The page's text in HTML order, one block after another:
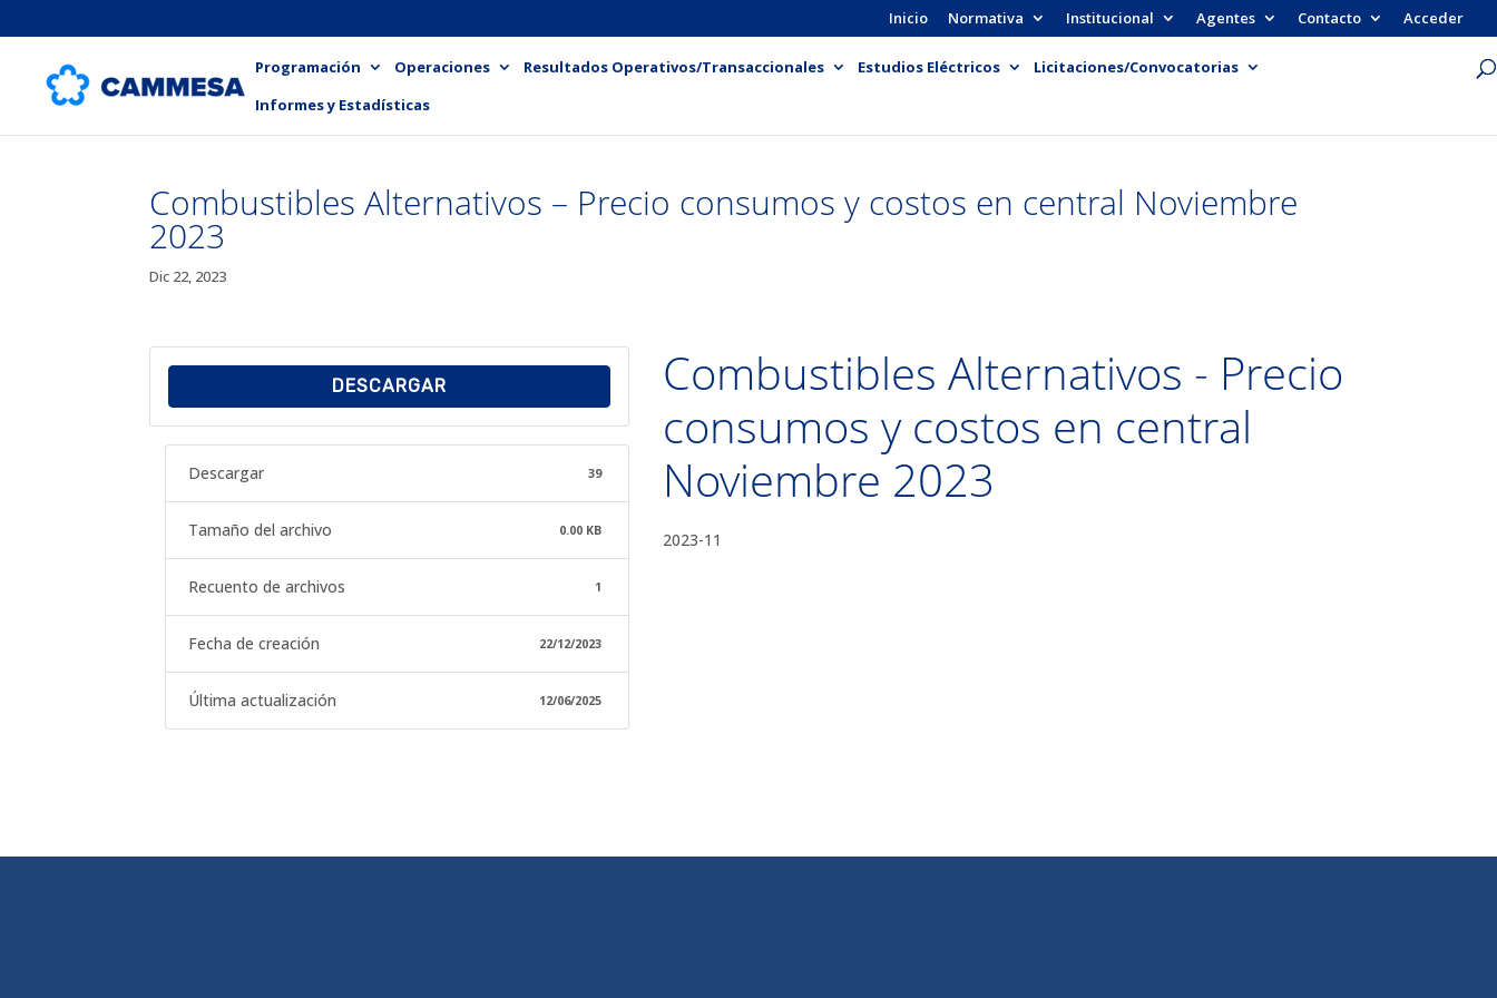
Inicio Normativa Institucional Agentes Contacto Acceder
Programación Operaciones Resultados Operativos/Transaccionales Estudios Eléctricos
Licitaciones/Convocatorias
Informes y Estadísticas
Combustibles Alternativos – Precio consumos y costos en central Noviembre
2023
Dic 22, 2023
DESCARGAR
Descargar 39
Tamaño del archivo 0.00 KB
Recuento de archivos 1
Fecha de creación 22/12/2023
Última actualización 12/06/2025
Combustibles Alternativos - Precio
consumos y costos en central
Noviembre 2023
2023-11